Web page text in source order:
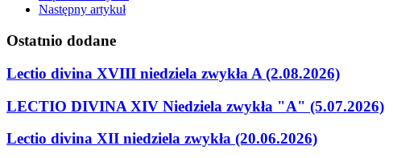
Następny artykuł
Ostatnio dodane
Lectio divina XVIII niedziela zwykła A (2.08.2026)
LECTIO DIVINA XIV Niedziela zwykła "A" (5.07.2026)
Lectio divina XII niedziela zwykła (20.06.2026)